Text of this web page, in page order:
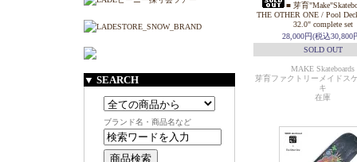
▼ SEARCH
ブランド名・商品名など
■ 芽育
THE OTHER ONE / Pool
32.0" complete set
28,000円(税込30,800
SOLD OUT
MAKE Skateboards
芽育ファクトリーメイドス
キ
在庫